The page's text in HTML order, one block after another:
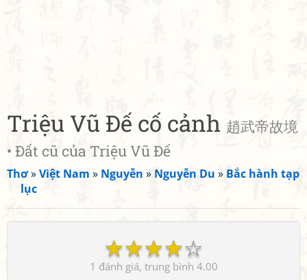
Triệu Vũ Đế cố cảnh 趙武帝故境
• Đất cũ của Triệu Vũ Đế
Thơ»Việt Nam » Nguyễn » Nguyễn Du » Bắc hành tạp
lục
☆
☆
☆
☆
☆
1 4.00